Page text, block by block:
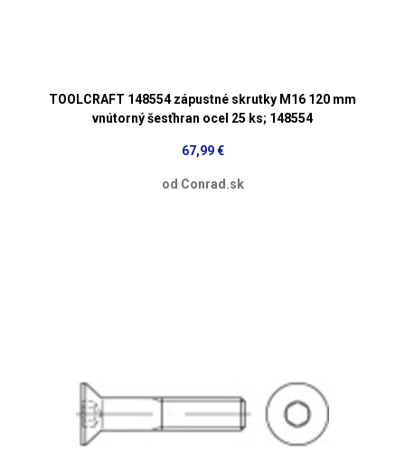
TOOLCRAFT 148554 zápustné skrutky M16 120 mm
vnútorný šesťhran ocel 25 ks; 148554
67,99 €
od Conrad.sk